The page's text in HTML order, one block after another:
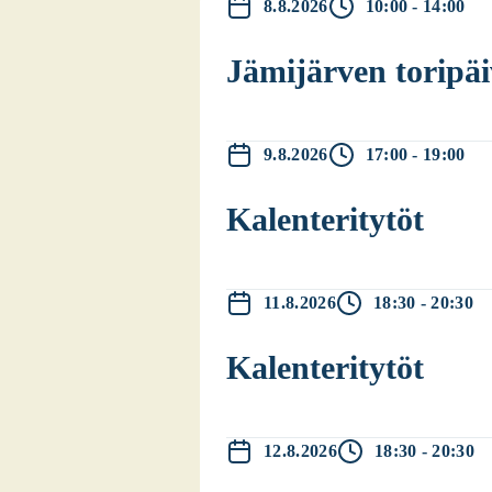
8.8.2026 10:00 - 14:00
Jämi­jär­ven
9.8.2026 17:00 - 19:00
Kalen­te­ri­ty­töt
11.8.2026 18:30 - 20:30
Kalen­te­ri­ty­töt
12.8.2026 18:30 - 20:30